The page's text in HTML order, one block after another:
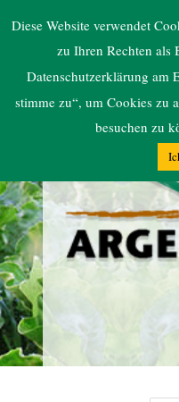
ARGE NORD
Diese Website verwendet
zu Ihren Rechten als
Datenschutzerklärung am
stimme zu“, um Cookies zu
besuchen zu